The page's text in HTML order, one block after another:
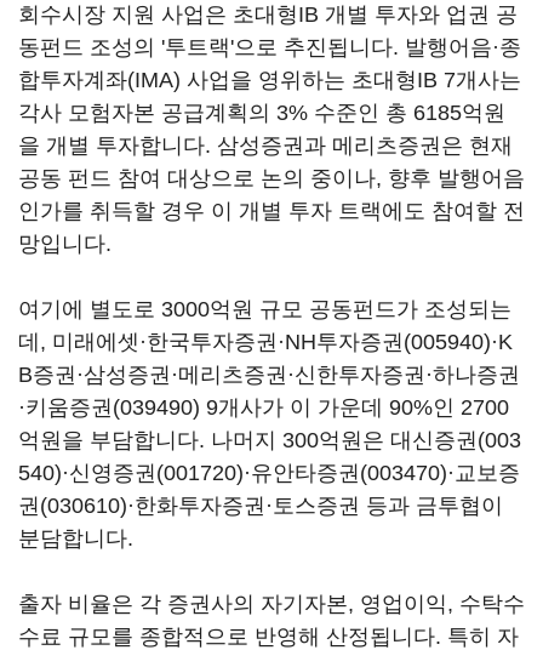
회수시장 지원 사업은 초대형IB 개별 투자와 업권 공
동펀드 조성의 '투트랙'으로 추진됩니다. 발행어음·종
합투자계좌(IMA) 사업을 영위하는 초대형IB 7개사는
각사 모험자본 공급계획의 3% 수준인 총 6185억원
을 개별 투자합니다. 삼성증권과 메리츠증권은 현재
공동 펀드 참여 대상으로 논의 중이나, 향후 발행어음
인가를 취득할 경우 이 개별 투자 트랙에도 참여할 전
망입니다.
여기에 별도로 3000억원 규모 공동펀드가 조성되는
데, 미래에셋·한국투자증권·NH투자증권(005940)·K
B증권·삼성증권·메리츠증권·신한투자증권·하나증권
·키움증권(039490) 9개사가 이 가운데 90%인 2700
억원을 부담합니다. 나머지 300억원은 대신증권(003
540)·신영증권(001720)·유안타증권(003470)·교보증
권(030610)·한화투자증권·토스증권 등과 금투협이
분담합니다.
출자 비율은 각 증권사의 자기자본, 영업이익, 수탁수
수료 규모를 종합적으로 반영해 산정됩니다. 특히 자